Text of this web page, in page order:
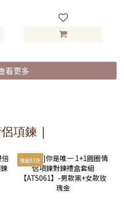
看更多
項鍊 |
禮盒83折